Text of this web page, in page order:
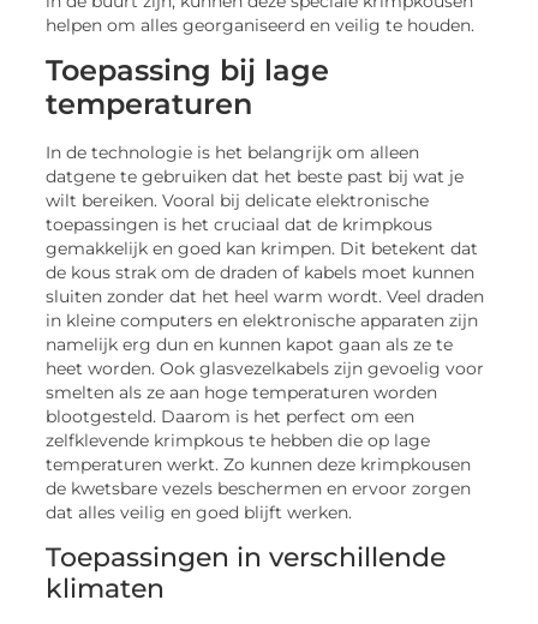
helpen om alles georganiseerd en veilig te houden.
Toepassing bij lage
temperaturen
In de technologie is het belangrijk om alleen
datgene te gebruiken dat het beste past bij wat je
wilt bereiken. Vooral bij delicate elektronische
toepassingen is het cruciaal dat de krimpkous
gemakkelijk en goed kan krimpen. Dit betekent dat
de kous strak om de draden of kabels moet kunnen
sluiten zonder dat het heel warm wordt. Veel draden
in kleine computers en elektronische apparaten zijn
namelijk erg dun en kunnen kapot gaan als ze te
heet worden. Ook glasvezelkabels zijn gevoelig voor
smelten als ze aan hoge temperaturen worden
blootgesteld. Daarom is het perfect om een
zelfklevende krimpkous te hebben die op lage
temperaturen werkt. Zo kunnen deze krimpkousen
de kwetsbare vezels beschermen en ervoor zorgen
dat alles veilig en goed blijft werken.
Toepassingen in verschillende
klimaten